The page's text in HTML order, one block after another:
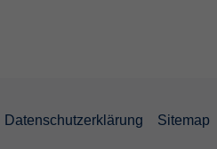
Datenschutzerklärung Sitemap